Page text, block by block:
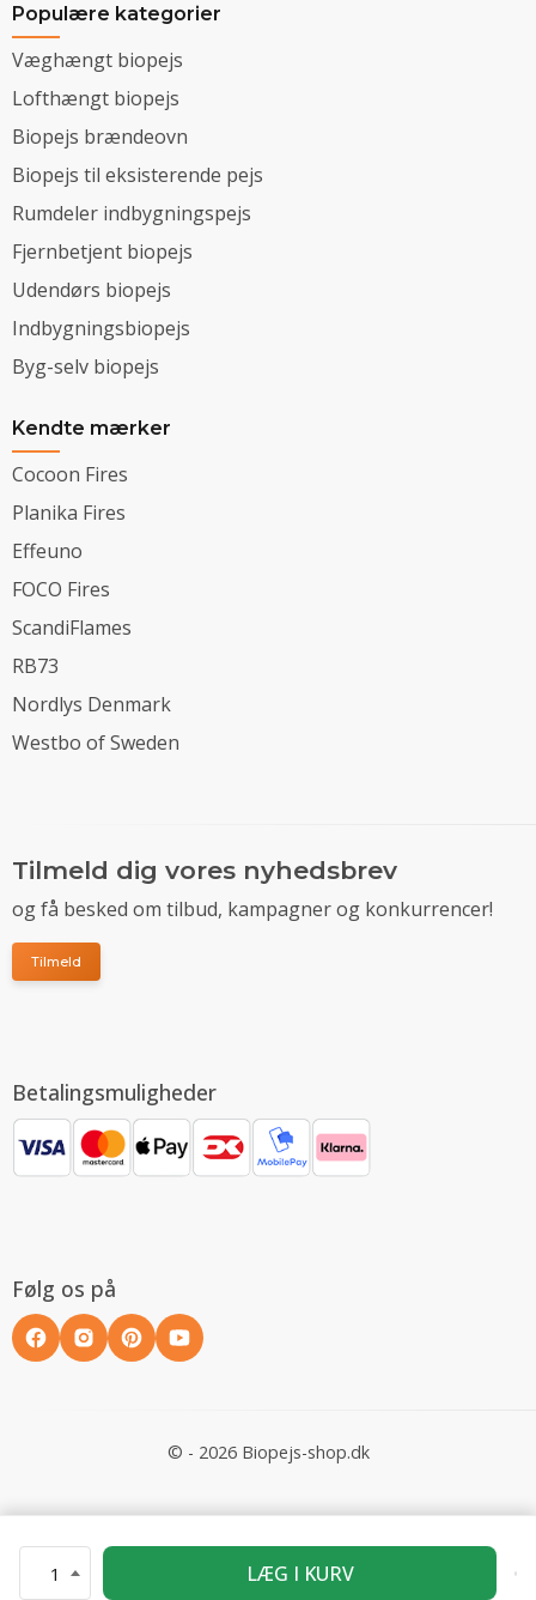
1 LÆG I KURV
Populære kategorier
Væghængt biopejs
Lofthængt biopejs
Biopejs brændeovn
Biopejs til eksisterende pejs
Rumdeler indbygningspejs
Fjernbetjent biopejs
Udendørs biopejs
Indbygningsbiopejs
Byg-selv biopejs
Kendte mærker
Cocoon Fires
Planika Fires
Effeuno
FOCO Fires
ScandiFlames
RB73
Nordlys Denmark
Westbo of Sweden
Tilmeld dig vores nyhedsbrev
og få besked om tilbud, kampagner og konkurrencer!
Tilmeld
Betalingsmuligheder
Følg os på
© - 2026 Biopejs-shop.dk